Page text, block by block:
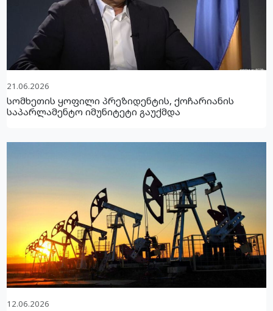
21.06.2026
სომხეთის ყოფილი პრეზიდენტის, ქოჩარიანის
საპარლამენტო იმუნიტეტი გაუქმდა
12.06.2026